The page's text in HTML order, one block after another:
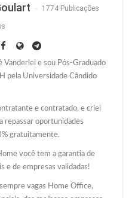
1774 Publicações
Vanderlei e sou Pós-Graduado
pela Universidade Cândido
e contratado, e criei
repassar oportunidades
gratuitamente.
você tem a garantia de
e de empresas validadas!
vagas Home Office,